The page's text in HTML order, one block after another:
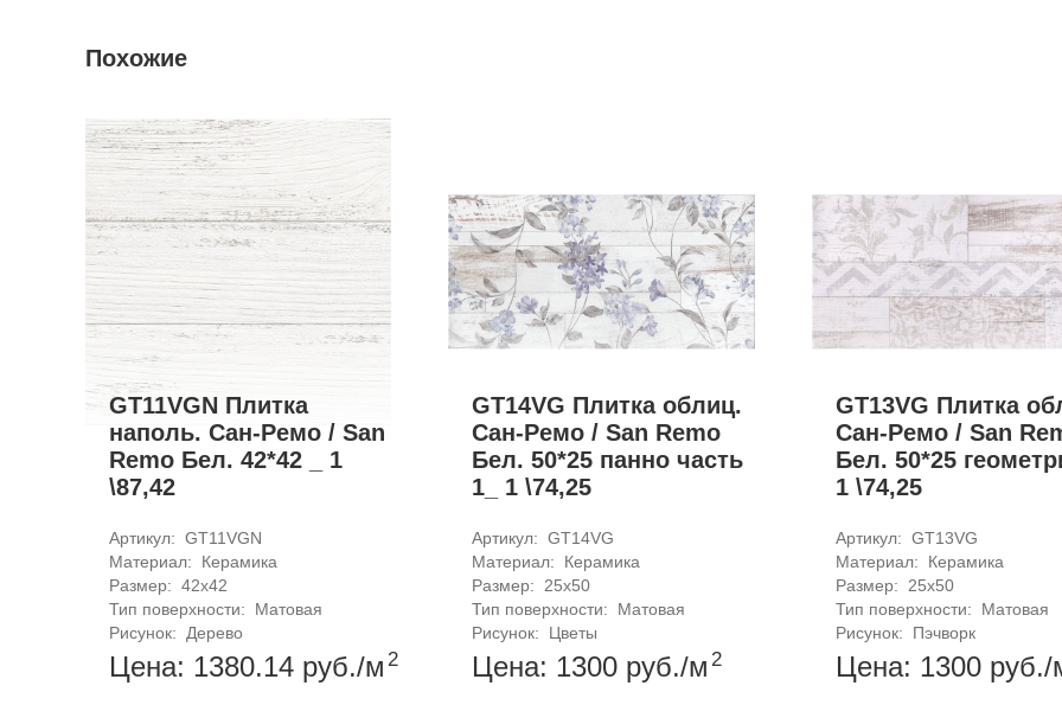
Похожие
GT11VGN Плитка
наполь. Сан-Ремо / San
Remo Бел. 42*42 _ 1
\87,42
Артикул: GT11VGN
Материал:
Керамика
Размер: 42x42
Тип поверхности:
Матовая
Рисунок:
Дерево
Цена: 1380.14 руб./м 2
GT14VG Плитка облиц.
Сан-Ремо / San Remo
Бел. 50*25 панно часть
1_ 1 \74,25
Артикул: GT14VG
Материал:
Керамика
Размер:
25x50
Тип поверхности:
Матовая
Рисунок:
Цветы
Цена: 1300 руб./м 2
GT13VG Плитка
Сан-Ремо / San
Бел. 50*25
1 \74,25
Артикул: GT13VG
Материал:
Керамика
Размер:
25x50
Тип поверхности:
Матовая
Рисунок:
Пэчворк
Цена: 1300 руб./